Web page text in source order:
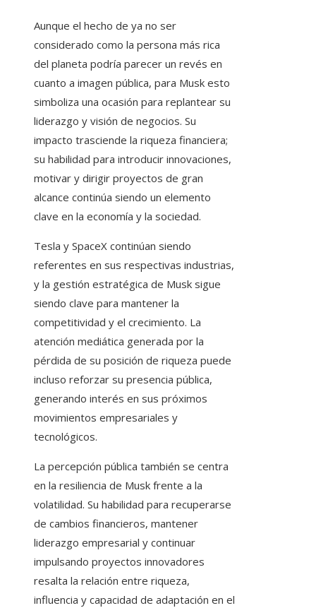
Aunque el hecho de ya no ser
considerado como la persona más rica
del planeta podría parecer un revés en
cuanto a imagen pública, para Musk esto
simboliza una ocasión para replantear su
liderazgo y visión de negocios. Su
impacto trasciende la riqueza financiera;
su habilidad para introducir innovaciones,
motivar y dirigir proyectos de gran
alcance continúa siendo un elemento
clave en la economía y la sociedad.
Tesla y SpaceX continúan siendo
referentes en sus respectivas industrias,
y la gestión estratégica de Musk sigue
siendo clave para mantener la
competitividad y el crecimiento. La
atención mediática generada por la
pérdida de su posición de riqueza puede
incluso reforzar su presencia pública,
generando interés en sus próximos
movimientos empresariales y
tecnológicos.
La percepción pública también se centra
en la resiliencia de Musk frente a la
volatilidad. Su habilidad para recuperarse
de cambios financieros, mantener
liderazgo empresarial y continuar
impulsando proyectos innovadores
resalta la relación entre riqueza,
influencia y capacidad de adaptación en el